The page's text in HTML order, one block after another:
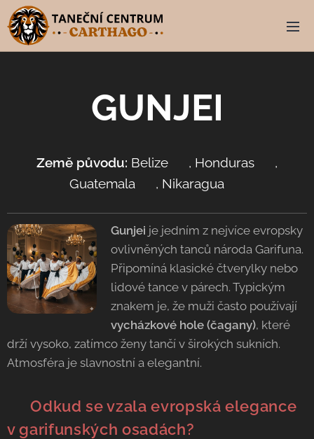
GUNJEI
Země původu: Belize 🇧🇿, Honduras 🇭🇳,
Guatemala 🇬🇹, Nikaragua 🇳🇮
Gunjei je jedním z nejvíce evropsky
ovlivněných tanců národa Garifuna.
Připomíná klasické čtverylky nebo
lidové tance v párech. Typickým
znakem je, že muži často používají
vycházkové hole (čagany), které
drží vysoko, zatímco ženy tančí v širokých sukních.
Atmosféra je slavnostní a elegantní.
🎩 Odkud se vzala evropská elegance
v garifunských osadách?